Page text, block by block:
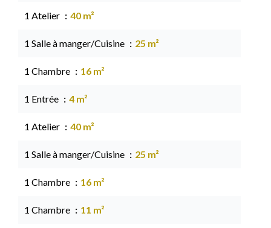
1 Atelier 40 m²
1 Salle à manger/Cuisine 25 m²
1 Chambre 16 m²
1 Entrée 4 m²
1 Atelier 40 m²
1 Salle à manger/Cuisine 25 m²
1 Chambre 16 m²
1 Chambre 11 m²